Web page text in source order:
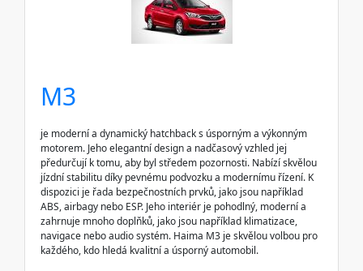
M3
je moderní a dynamický hatchback s úsporným a výkonným
motorem. Jeho elegantní design a nadčasový vzhled jej
předurčují k tomu, aby byl středem pozornosti. Nabízí skvělou
jízdní stabilitu díky pevnému podvozku a modernímu řízení. K
dispozici je řada bezpečnostních prvků, jako jsou například
ABS, airbagy nebo ESP. Jeho interiér je pohodlný, moderní a
zahrnuje mnoho doplňků, jako jsou například klimatizace,
navigace nebo audio systém. Haima M3 je skvělou volbou pro
každého, kdo hledá kvalitní a úsporný automobil.